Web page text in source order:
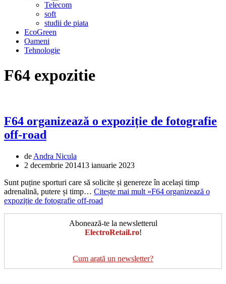
Telecom
soft
studii de piata
EcoGreen
Oameni
Tehnologie
F64 expozitie
F64 organizează o expoziție de fotografie
off-road
de Andra Nicula
2 decembrie 201413 ianuarie 2023
Sunt puține sporturi care să solicite și genereze în același timp
adrenalină, putere și timp… Citește mai mult »F64 organizează o
expoziție de fotografie off-road
Abonează-te la newsletterul
ElectroRetail.ro!
Cum arată un newsletter?